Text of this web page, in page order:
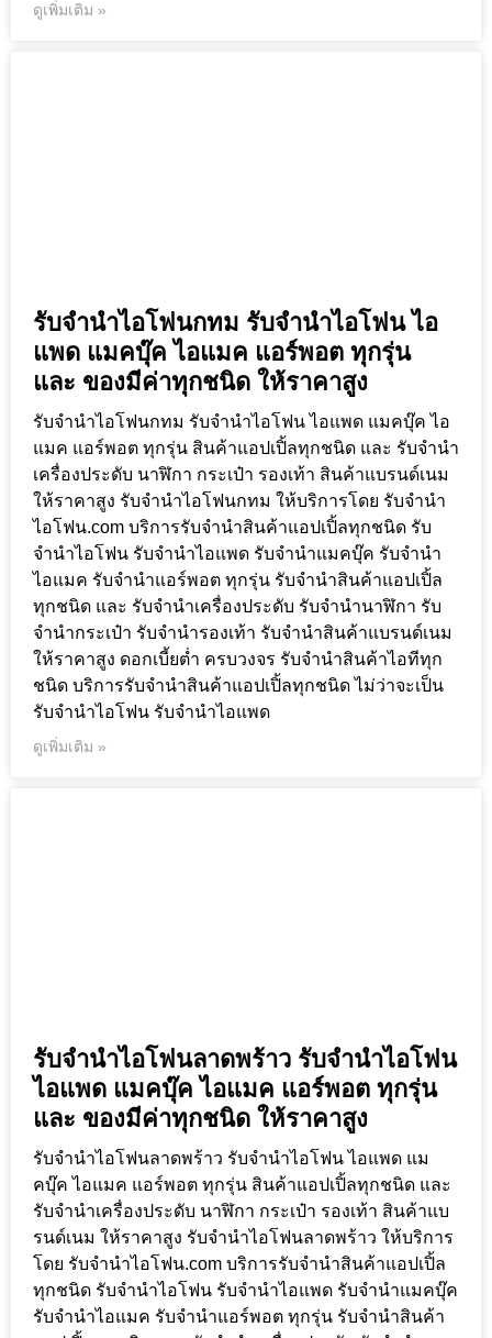
ดูเพิ่มเติม »
รับจำนำไอโฟนกทม รับจำนำไอโฟน ไอ
แพด แมคบุ๊ค ไอแมค แอร์พอต ทุกรุ่น
และ ของมีค่าทุกชนิด ให้ราคาสูง
รับจำนำไอโฟนกทม รับจำนำไอโฟน ไอแพด แมคบุ๊ค ไอ
แมค แอร์พอต ทุกรุ่น สินค้าแอปเปิ้ลทุกชนิด และ รับจำนำ
เครื่องประดับ นาฬิกา กระเป๋า รองเท้า สินค้าแบรนด์เนม
ให้ราคาสูง รับจำนำไอโฟนกทม ให้บริการโดย รับจํานํา
ไอโฟน.com บริการรับจำนำสินค้าแอปเปิ้ลทุกชนิด รับ
จำนำไอโฟน รับจำนำไอแพด รับจำนำแมคบุ๊ค รับจำนำ
ไอแมค รับจำนำแอร์พอต ทุกรุ่น รับจำนำสินค้าแอปเปิ้ล
ทุกชนิด และ รับจำนำเครื่องประดับ รับจำนำนาฬิกา รับ
จำนำกระเป๋า รับจำนำรองเท้า รับจำนำสินค้าแบรนด์เนม
ให้ราคาสูง ดอกเบี้ยต่ำ ครบวงจร รับจำนำสินค้าไอทีทุก
ชนิด บริการรับจำนำสินค้าแอปเปิ้ลทุกชนิด ไม่ว่าจะเป็น
รับจำนำไอโฟน รับจำนำไอแพด
ดูเพิ่มเติม »
รับจำนำไอโฟนลาดพร้าว รับจำนำไอโฟน
ไอแพด แมคบุ๊ค ไอแมค แอร์พอต ทุกรุ่น
และ ของมีค่าทุกชนิด ให้ราคาสูง
รับจำนำไอโฟนลาดพร้าว รับจำนำไอโฟน ไอแพด แม
คบุ๊ค ไอแมค แอร์พอต ทุกรุ่น สินค้าแอปเปิ้ลทุกชนิด และ
รับจำนำเครื่องประดับ นาฬิกา กระเป๋า รองเท้า สินค้าแบ
รนด์เนม ให้ราคาสูง รับจำนำไอโฟนลาดพร้าว ให้บริการ
โดย รับจํานําไอโฟน.com บริการรับจำนำสินค้าแอปเปิ้ล
ทุกชนิด รับจำนำไอโฟน รับจำนำไอแพด รับจำนำแมคบุ๊ค
รับจำนำไอแมค รับจำนำแอร์พอต ทุกรุ่น รับจำนำสินค้า